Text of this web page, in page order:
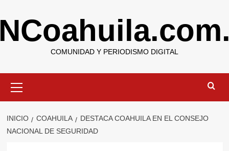
al
contenido
COMUNIDAD Y PERIODISMO DIGITAL
primario
INICIO COAHUILA
DESTACA COAHUILA EN EL CONSEJO
NACIONAL DE SEGURIDAD